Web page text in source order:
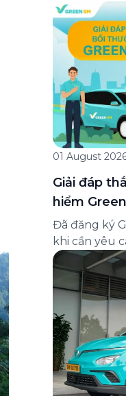
nhân đa
doanh
bảng xếp
Nhân kỷ
đến 8/8/
01 August
Giải đáp
hiểm
và cách
Đã đăng ký
khi cần yêu
hồ sơ ra sao,
tìm ở đâu?
câu hỏi
thường và